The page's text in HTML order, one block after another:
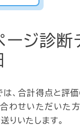
ージ診断
、合計得点と評
わせいただいた
りいたします。